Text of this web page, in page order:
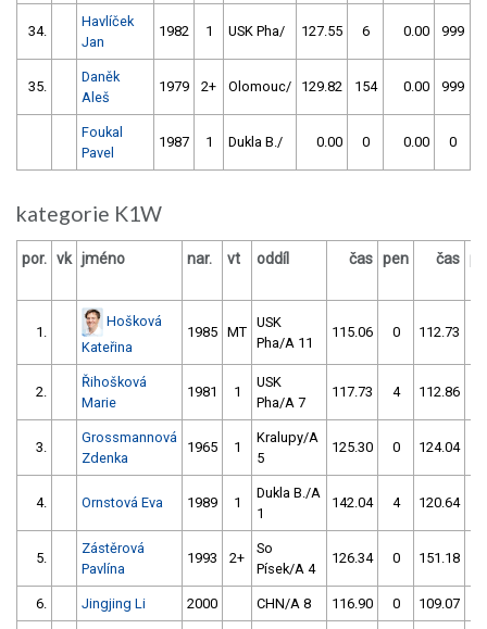
34.
Havlíček
Jan
1982 1 USK Pha/ 127.55 6 0.00 999
35.
Daněk
Aleš
1979 2+ Olomouc/ 129.82 154 0.00 999
Foukal
Pavel
1987 1 Dukla B./ 0.00 0 0.00 0
kategorie K1W
por. vk jméno nar. vt oddíl čas pen čas
1.
Hošková
Kateřina
1985 MT
USK
Pha/A 11
115.06 0 112.73
2.
Řihošková
Marie
1981 1
USK
Pha/A 7
117.73 4 112.86
3.
Grossmannová
Zdenka
1965 1
Kralupy/A
5
125.30 0 124.04
4. Ornstová Eva 1989 1
Dukla B./A
1
142.04 4 120.64
5.
Zástěrová
Pavlína
1993 2+
So
Písek/A 4
126.34 0 151.18
6. Jingjing Li 2000 CHN/A 8 116.90 0 109.07